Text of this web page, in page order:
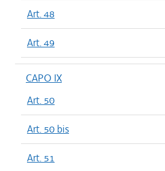
Art. 48
Art. 49
CAPO IX
Art. 50
Art. 50 bis
Art. 51